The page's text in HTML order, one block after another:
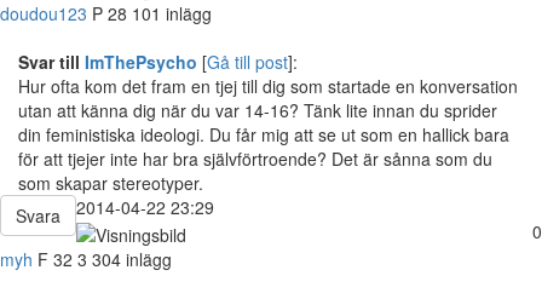
doudou123 P 28 101 inlägg
Svar till ImThePsycho [Gå till post]:
Hur ofta kom det fram en tjej till dig som startade en konversation
utan att känna dig när du var 14-16? Tänk lite innan du sprider
din feministiska ideologi. Du får mig att se ut som en hallick bara
för att tjejer inte har bra självförtroende? Det är sånna som du
som skapar stereotyper.
Svara
2014-04-22 23:29
0
myh F 32 3 304 inlägg